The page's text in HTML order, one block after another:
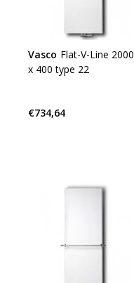
Vasco Flat-V-Line 2000
x 400 type 22
€734,64